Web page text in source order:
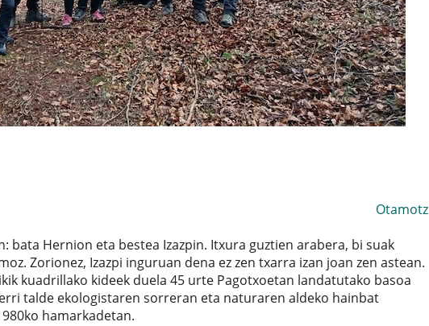
Otamotz
bata Hernion eta bestea Izazpin. Itxura guztien arabera, bi suak
Zorionez, Izazpi inguruan dena ez zen txarra izan joan zen astean.
kuadrillako kideek duela 45 urte Pagotxoetan landatutako basoa
talde ekologistaren sorreran eta naturaren aldeko hainbat
hamarkadetan.